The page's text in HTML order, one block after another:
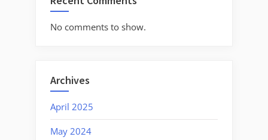
No comments to show.
Archives
April 2025
May 2024